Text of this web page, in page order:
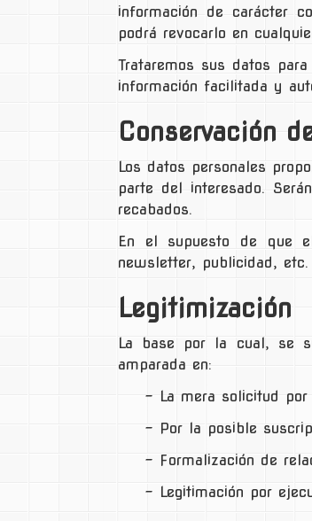
información de carácter
podrá revocarlo en
Trataremos sus datos
información facilitada y
Conservación
Los datos personales
parte del interesado.
recabados.
En el supuesto de que
newsletter, publicidad,
Legitimización
La base por la cual, se
amparada en:
− La mera solicitud
− Por la posible
− Formalización de
− Legitimación por